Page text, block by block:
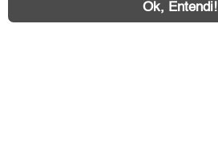
Ok, Entendi!